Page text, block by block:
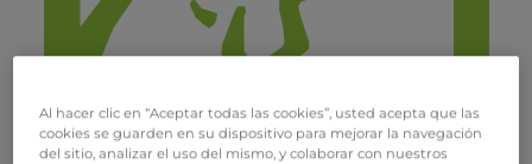
Al hacer clic en “Aceptar todas las cookies”, usted acepta que las
cookies se guarden en su dispositivo para mejorar la navegación
del sitio, analizar el uso del mismo, y colaborar con nuestros